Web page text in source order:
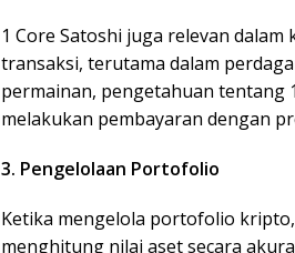
1 Core Satoshi juga relevan
transaksi, terutama dalam
permainan, pengetahuan tentang
melakukan pembayaran dengan
3. Pengelolaan Portofolio
Ketika mengelola portofolio
menghitung nilai aset secara